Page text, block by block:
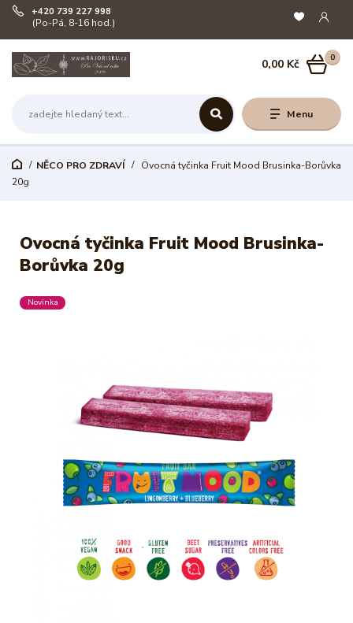
Menu
+420 739 227 998
(Po-Pá, 8-16 hod.)
0
0,00 Kč
NĚCO PRO ZDRAVÍ
Ovocná tyčinka Fruit Mood Brusinka-Borůvka
20g
Ovocná tyčinka Fruit Mood Brusinka-
Borůvka 20g
Novinka